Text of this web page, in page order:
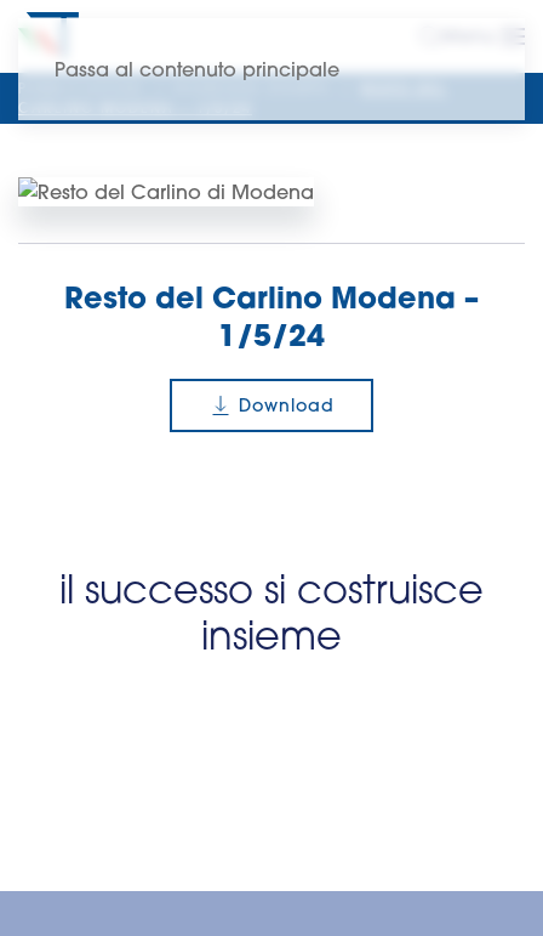
Passa al contenuto principale
CARLINO MODENA – 1/5/24
Resto del Carlino Modena –
1/5/24
Download
il successo si costruisce
insieme